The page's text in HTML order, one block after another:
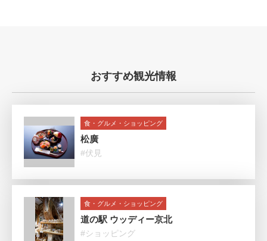
おすすめ観光情報
食・グルメ・ショッピング
松廣
#伏見
食・グルメ・ショッピング
道の駅 ウッディー京北
#ショッピング